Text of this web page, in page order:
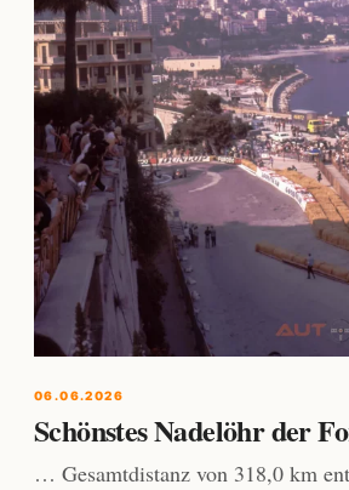
06.06.2026
Schönstes Nadelöhr der
… Gesamtdistanz von 318,0 km